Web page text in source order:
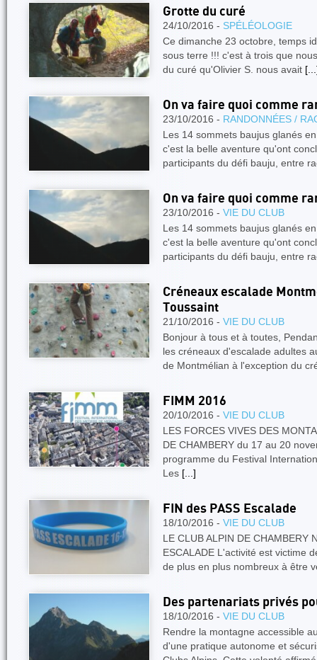
Grotte du curé
24/10/2016 - SPÉLÉOLOGIE
Ce dimanche 23 octobre, temps
sous terre !!! c'est à trois que
du curé qu'Olivier S. nous avait
On va faire quoi comme
23/10/2016 - RANDONNÉES /
Les 14 sommets baujus glanés
c'est la belle aventure qu'ont
participants du défi bauju, entre
On va faire quoi comme
23/10/2016 - VIE DU CLUB
Les 14 sommets baujus glanés
c'est la belle aventure qu'ont
participants du défi bauju, entre
Créneaux escalade
Toussaint
21/10/2016 - VIE DU CLUB
Bonjour à tous et à toutes,
les créneaux d'escalade adultes
de Montmélian à l'exception du
FIMM 2016
20/10/2016 - VIE DU CLUB
LES FORCES VIVES DES
DE CHAMBERY du 17 au 20
programme du Festival
Les [...]
FIN des PASS Escalade
18/10/2016 - VIE DU CLUB
LE CLUB ALPIN DE CHAMBERY
ESCALADE L'activité est victime
de plus en plus nombreux à être
Des partenariats privés
18/10/2016 - VIE DU CLUB
Rendre la montagne accessible
d'une pratique autonome et